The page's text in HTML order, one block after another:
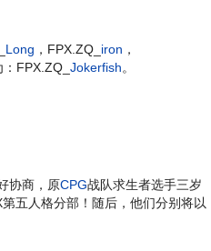
Long ，FPX.ZQ_ iron ，
：FPX.ZQ_Jokerfish。
协商，原CPG战队求生者选手三岁
五人格分部！随后，他们分别将以